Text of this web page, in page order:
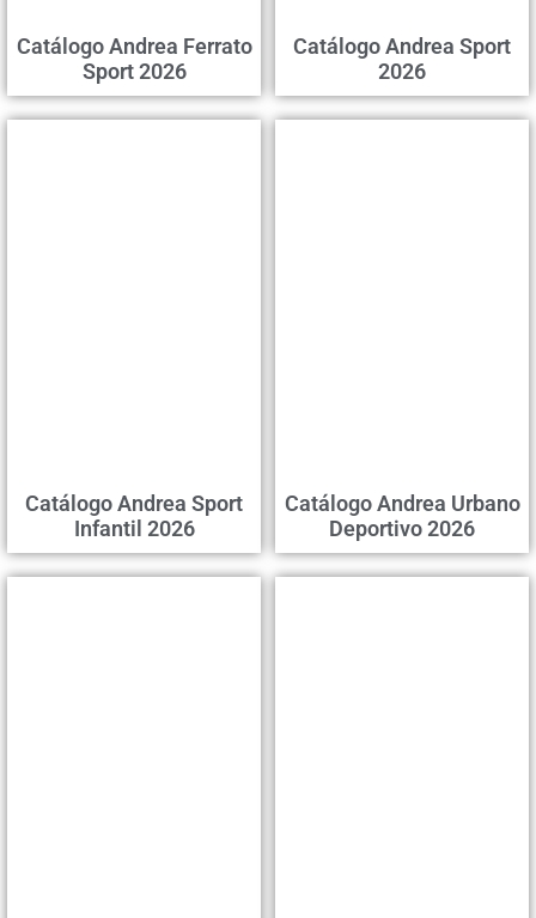
Catálogo Andrea Ferrato
Sport 2026
Catálogo Andrea Sport
2026
Catálogo Andrea Sport
Infantil 2026
Catálogo Andrea Urbano
Deportivo 2026